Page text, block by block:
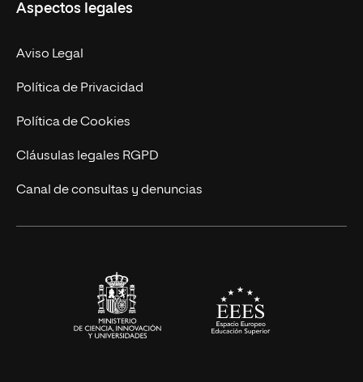
Doctorados
Experto Universitario
Postgrados
Cursos Universitarios
Facultades
Nuestro Equipo
Trabaja en UNIR
Actualidad
UNIR Revista
Eventos
Aspectos legales
Aviso Legal
Política de Privacidad
Política de Cookies
Cláusulas legales RGPD
Canal de consultas y denuncias